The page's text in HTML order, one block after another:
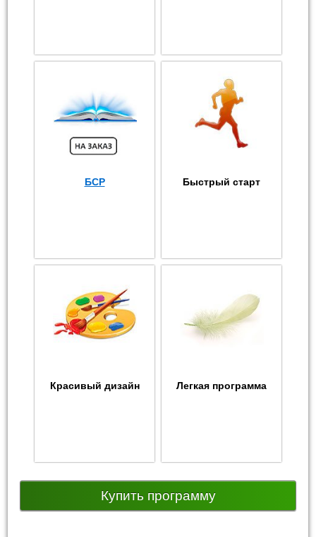
БСР Быстрый старт
Красивый дизайн Легкая программа
Купить программу